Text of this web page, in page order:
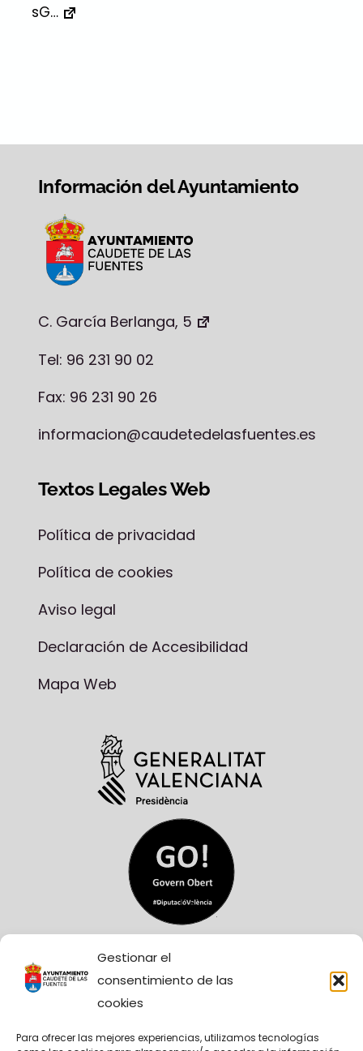
Gestionar el
consentimiento de las
cookies
Para ofrecer las mejores experiencias, utilizamos tecnologías
sG…
Información del Ayuntamiento
C. García Berlanga, 5
Tel: 96 231 90 02
Fax: 96 231 90 26
informacion@caudetedelasfuentes.es
Textos Legales Web
Política de privacidad
Política de cookies
Aviso legal
Declaración de Accesibilidad
Mapa Web